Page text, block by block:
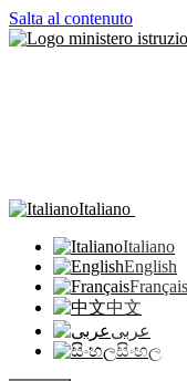
Salta al contenuto
Italiano
Italiano
English
Français
中文
عربى
සිංහල